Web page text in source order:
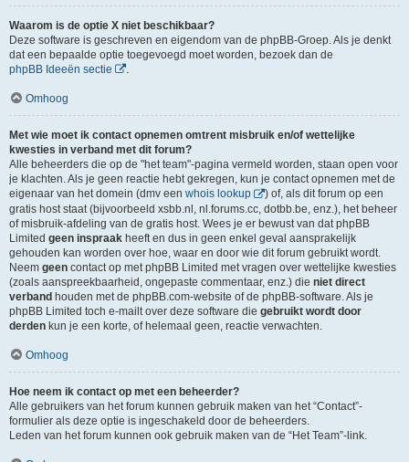
Waarom is de optie X niet beschikbaar?
Deze software is geschreven en eigendom van de phpBB-Groep. Als je denkt
dat een bepaalde optie toegevoegd moet worden, bezoek dan de
phpBB Ideeën sectie
Omhoog
Met wie moet ik contact opnemen omtrent misbruik en/of wettelijke
kwesties in verband met dit forum?
Alle beheerders die op de "het team"-pagina vermeld worden, staan open voor
je klachten. Als je geen reactie hebt gekregen, kun je contact opnemen met de
eigenaar van het domein (dmv een whois lookup
) of, als dit forum op een
gratis host staat (bijvoorbeeld xsbb.nl, nl.forums.cc, dotbb.be, enz.), het beheer
of misbruik-afdeling van de gratis host. Wees je er bewust van dat phpBB
Limited geen inspraak heeft en dus in geen enkel geval aansprakelijk
gehouden kan worden over hoe, waar en door wie dit forum gebruikt wordt.
Neem geen contact op met phpBB Limited met vragen over wettelijke kwesties
(zoals aanspreekbaarheid, ongepaste commentaar, enz.) die niet direct
verband houden met de phpBB.com-website of de phpBB-software. Als je
phpBB Limited toch e-mailt over deze software die gebruikt wordt door
derden kun je een korte, of helemaal geen, reactie verwachten.
Omhoog
Hoe neem ik contact op met een beheerder?
Alle gebruikers van het forum kunnen gebruik maken van het “Contact”-
formulier als deze optie is ingeschakeld door de beheerders.
Leden van het forum kunnen ook gebruik maken van de “Het Team”-link.